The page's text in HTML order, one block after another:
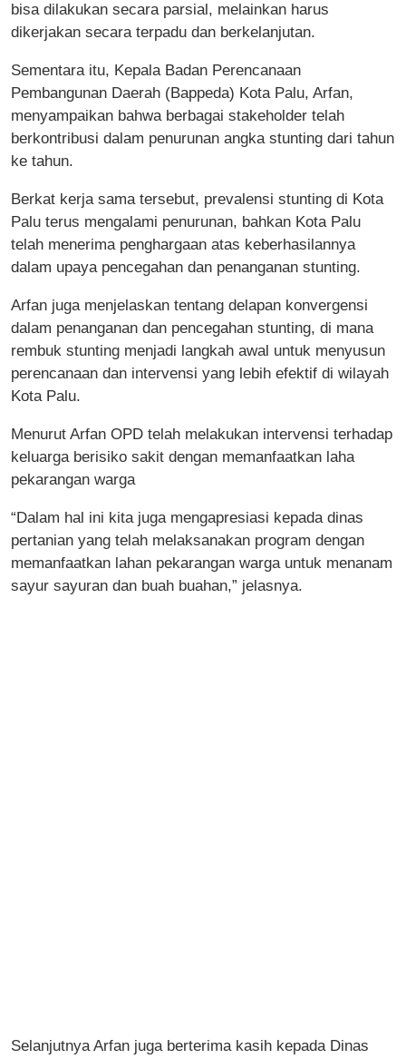
bisa dilakukan secara parsial, melainkan harus
dikerjakan secara terpadu dan berkelanjutan.
Sementara itu, Kepala Badan Perencanaan
Pembangunan Daerah (Bappeda) Kota Palu, Arfan,
menyampaikan bahwa berbagai stakeholder telah
berkontribusi dalam penurunan angka stunting dari tahun
ke tahun.
Berkat kerja sama tersebut, prevalensi stunting di Kota
Palu terus mengalami penurunan, bahkan Kota Palu
telah menerima penghargaan atas keberhasilannya
dalam upaya pencegahan dan penanganan stunting.
Arfan juga menjelaskan tentang delapan konvergensi
dalam penanganan dan pencegahan stunting, di mana
rembuk stunting menjadi langkah awal untuk menyusun
perencanaan dan intervensi yang lebih efektif di wilayah
Kota Palu.
Menurut Arfan OPD telah melakukan intervensi terhadap
keluarga berisiko sakit dengan memanfaatkan laha
pekarangan warga
“Dalam hal ini kita juga mengapresiasi kepada dinas
pertanian yang telah melaksanakan program dengan
memanfaatkan lahan pekarangan warga untuk menanam
sayur sayuran dan buah buahan,” jelasnya.
Selanjutnya Arfan juga berterima kasih kepada Dinas